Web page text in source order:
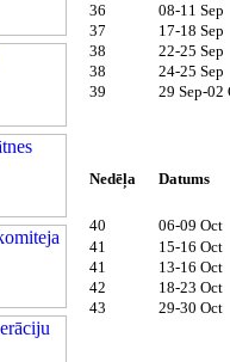
36
08-11 Sep
37
17-18 Sep
38
22-25 Sep
38
24-25 Sep
39
29 Sep-02
Nedēļa Datums
40 06-09 Oct
41
15-16 Oct
41
13-16 Oct
42
18-23 Oct
43
29-30 Oct